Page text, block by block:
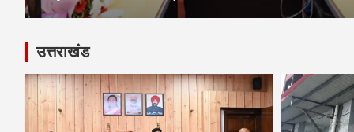
उत्तराखंड